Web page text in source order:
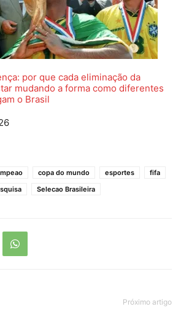
por que cada eliminação da
mudando a forma como diferentes
o Brasil
copa do mundo esportes
fifa
Selecao Brasileira
Próximo artigo